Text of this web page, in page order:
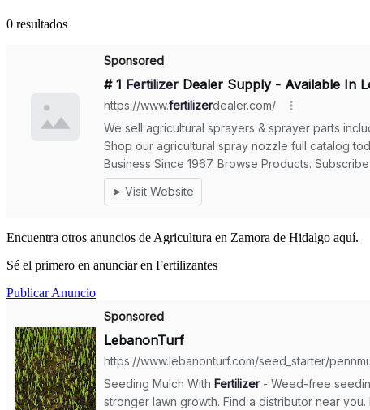
0 resultados
Encuentra otros anuncios de Agricultura en Zamora de Hidalgo aquí.
Sé el primero en anunciar en Fertilizantes
Publicar Anuncio